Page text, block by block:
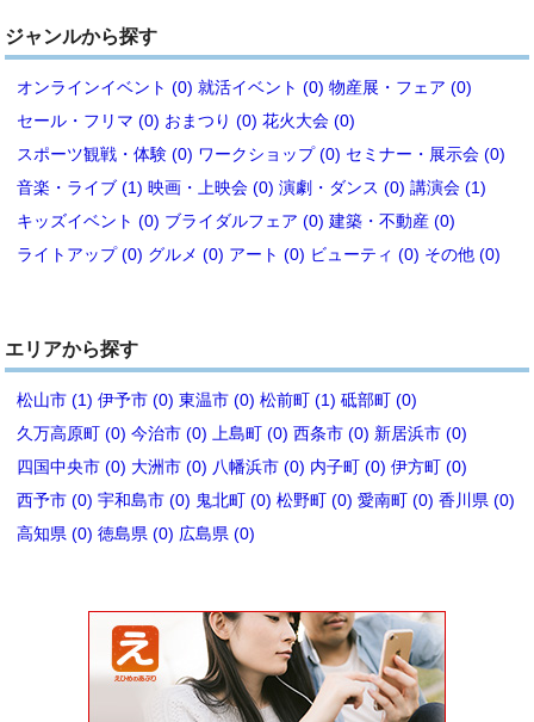
ジャンルから探す
オンラインイベント (0) 就活イベント (0) 物産展・フェア (0)
セール・フリマ (0) おまつり (0) 花火大会 (0)
スポーツ観戦・体験 (0) ワークショップ (0) セミナー・展示会 (0)
音楽・ライブ (1) 映画・上映会 (0) 演劇・ダンス (0) 講演会 (1)
キッズイベント (0) ブライダルフェア (0) 建築・不動産 (0)
ライトアップ (0) グルメ (0) アート (0) ビューティ (0) その他 (0)
エリアから探す
松山市 (1) 伊予市 (0) 東温市 (0) 松前町 (1) 砥部町 (0)
久万高原町 (0) 今治市 (0) 上島町 (0) 西条市 (0) 新居浜市 (0)
四国中央市 (0) 大洲市 (0) 八幡浜市 (0) 内子町 (0) 伊方町 (0)
西予市 (0) 宇和島市 (0) 鬼北町 (0) 松野町 (0) 愛南町 (0) 香川県 (0)
高知県 (0) 徳島県 (0) 広島県 (0)